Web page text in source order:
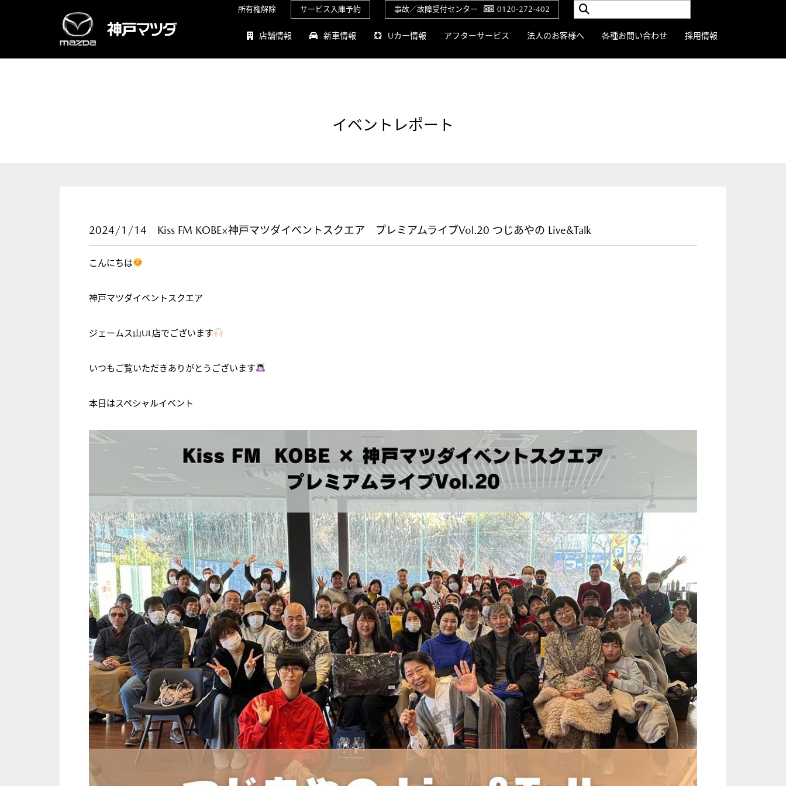
所有権解除 サービス入庫予約 事故／故障受付センター 0120-272-402
店舗情報 新車情報 Uカー情報 アフターサービス 法人のお客様へ 各種お問い合わせ 採用情報
イベントレポート
2024/1/14 Kiss FM KOBE×神戸マツダイベントスクエア プレミアムライブVol.20 つじあやの Live&Talk
こんにちは
神戸マツダイベントスクエア
ジェームス山UL店でございます
いつもご覧いただきありがとうございます
本日はスペシャルイベント